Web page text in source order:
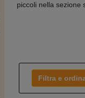
piccoli nella sezione
Filtra e